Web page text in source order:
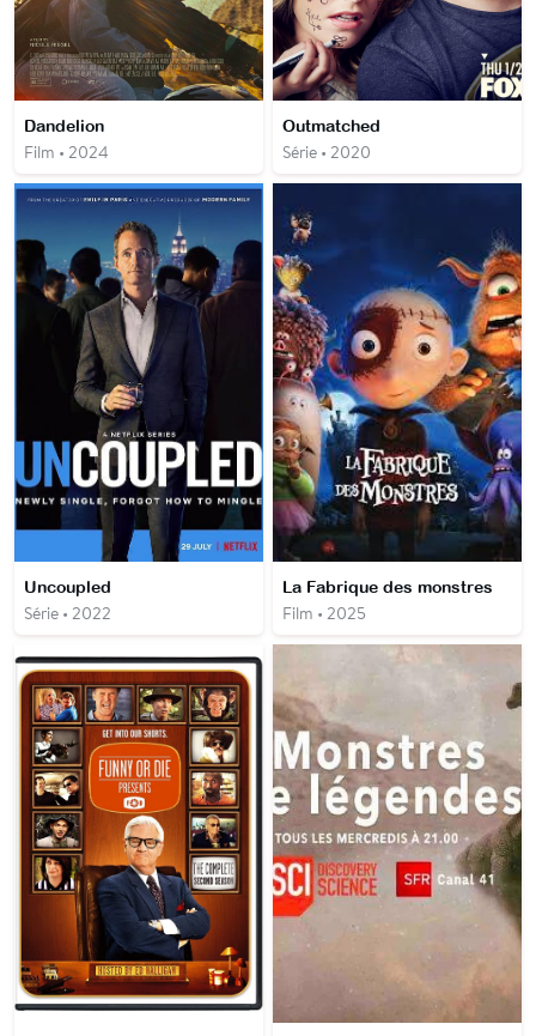
Dandelion
Film • 2024
Outmatched
Série • 2020
Uncoupled
Série • 2022
La Fabrique des monstres
Film • 2025